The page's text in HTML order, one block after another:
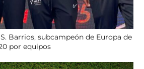
Barrios, subcampeón de Europa de
por equipos